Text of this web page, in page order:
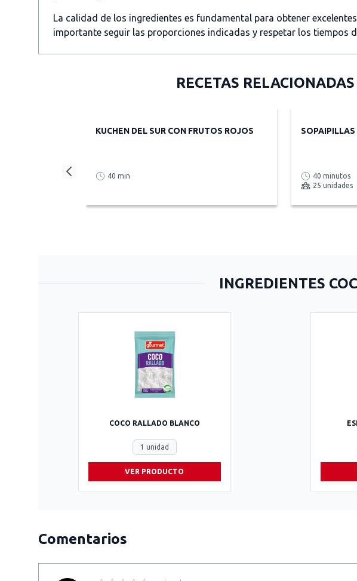
La calidad de los ingredientes es fundamental para obtener
importante seguir las proporciones indicadas y respetar los tiempos
RECETAS
KUCHEN DEL SUR CON FRUTOS ROJOS
40 min
SOPAIPILLAS
40 minutos
25 unidades
INGREDIENTES
COCO RALLADO BLANCO
1 unidad
VER PRODUCTO
Comentarios